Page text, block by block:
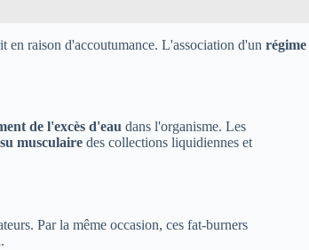
en raison d'accoutumance. L'association d'un régime
de l'excès d'eau dans l'organisme. Les
musculaire des collections liquidiennes et
Par la même occasion, ces fat-burners